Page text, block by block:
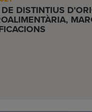
DISTINTIUS